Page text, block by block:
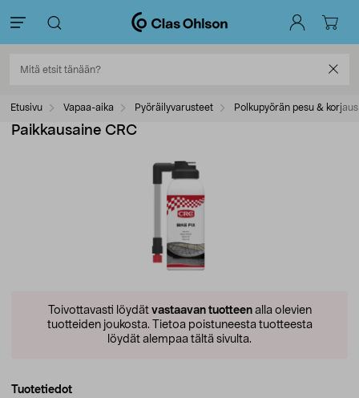
Etusivu Vapaa-aika Pyöräilyvarusteet Polkupyörän pesu & korjaus
Paikkausaine CRC
Toivottavasti löydät vastaavan tuotteenalla olevien
tuotteiden joukosta. Tietoa poistuneesta tuotteesta
löydät alempaa tältä sivulta.
Tuotetiedot